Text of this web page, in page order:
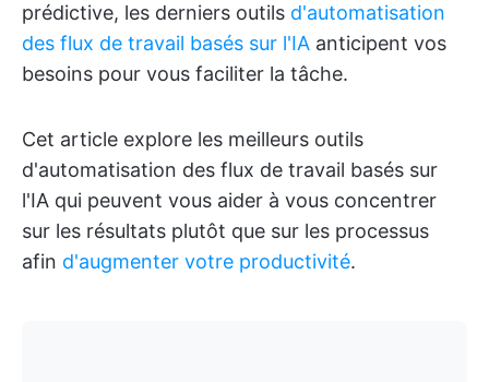
prédictive, les derniers outils d'automatisation
des flux de travail basés sur l'IA anticipent vos
besoins pour vous faciliter la tâche.
Cet article explore les meilleurs outils
d'automatisation des flux de travail basés sur
l'IA qui peuvent vous aider à vous concentrer
sur les résultats plutôt que sur les processus
afin d'augmenter votre productivité.